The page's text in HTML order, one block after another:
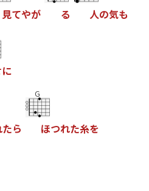
見てやが る 人の気も
に
たら
G
ほつれた糸を